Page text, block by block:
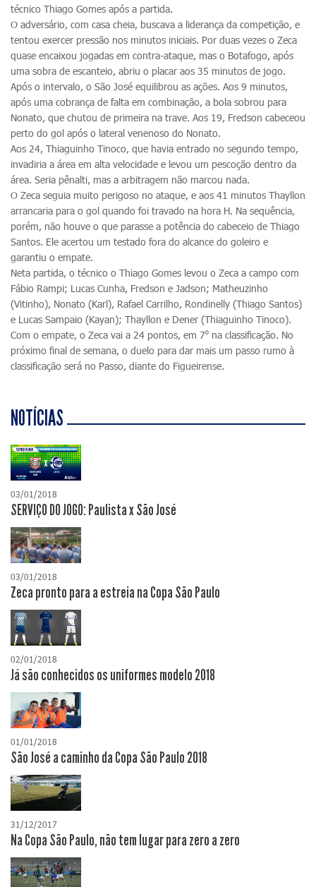
técnico Thiago Gomes após a partida.
O adversário, com casa cheia, buscava a liderança da competição, e
tentou exercer pressão nos minutos iniciais. Por duas vezes o Zeca
quase encaixou jogadas em contra-ataque, mas o Botafogo, após
uma sobra de escanteio, abriu o placar aos 35 minutos de jogo.
Após o intervalo, o São José equilibrou as ações. Aos 9 minutos,
após uma cobrança de falta em combinação, a bola sobrou para
Nonato, que chutou de primeira na trave. Aos 19, Fredson cabeceou
perto do gol após o lateral venenoso do Nonato.
Aos 24, Thiaguinho Tinoco, que havia entrado no segundo tempo,
invadiria a área em alta velocidade e levou um pescoção dentro da
área. Seria pênalti, mas a arbitragem não marcou nada.
O Zeca seguia muito perigoso no ataque, e aos 41 minutos Thayllon
arrancaria para o gol quando foi travado na hora H. Na sequência,
porém, não houve o que parasse a potência do cabeceio de Thiago
Santos. Ele acertou um testado fora do alcance do goleiro e
garantiu o empate.
Neta partida, o técnico o Thiago Gomes levou o Zeca a campo com
Fábio Rampi; Lucas Cunha, Fredson e Jadson; Matheuzinho
(Vitinho), Nonato (Karl), Rafael Carrilho, Rondinelly (Thiago Santos)
e Lucas Sampaio (Kayan); Thayllon e Dener (Thiaguinho Tinoco).
Com o empate, o Zeca vai a 24 pontos, em 7⁰ na classificação. No
próximo final de semana, o duelo para dar mais um passo rumo à
classificação será no Passo, diante do Figueirense.
NOTÍCIAS
03/01/2018
SERVIÇO DO JOGO: Paulista x São José
03/01/2018
Zeca pronto para a estreia na Copa São Paulo
02/01/2018
Já são conhecidos os uniformes modelo 2018
01/01/2018
São José a caminho da Copa São Paulo 2018
31/12/2017
Na Copa São Paulo, não tem lugar para zero a zero